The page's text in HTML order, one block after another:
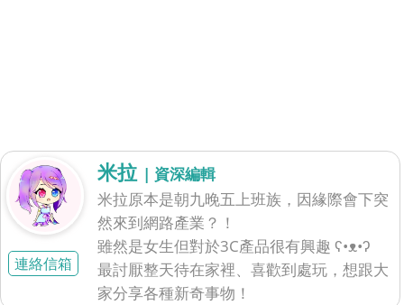
連絡信箱
米拉 | 資深編輯
米拉原本是朝九晚五上班族，因緣際會下突
然來到網路產業？！
雖然是女生但對於3C產品很有興趣 ʕ•ᴥ•ʔ
最討厭整天待在家裡、喜歡到處玩，想跟大
家分享各種新奇事物！